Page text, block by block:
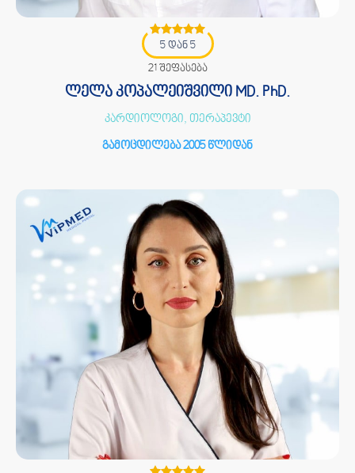
5 დან 5
21 შეფასება
ლელა კოპალეიშვილი MD. PhD.
კარდიოლოგი, თერაპევტი
გამოცდილება 2005 წლიდან